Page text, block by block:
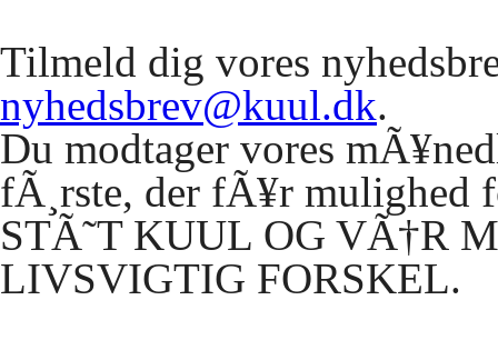
Tilmeld dig vores
nyhedsbrev@kuul.dk.
Du modtager vores
fÃ¸rste, der fÃ¥r mulighed
STÃ˜T KUUL OG VÃ†R
LIVSVIGTIG FORSKEL.